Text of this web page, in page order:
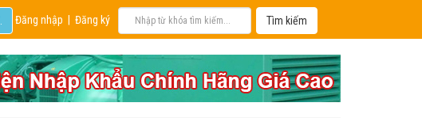
Đăng nhập Đăng ký